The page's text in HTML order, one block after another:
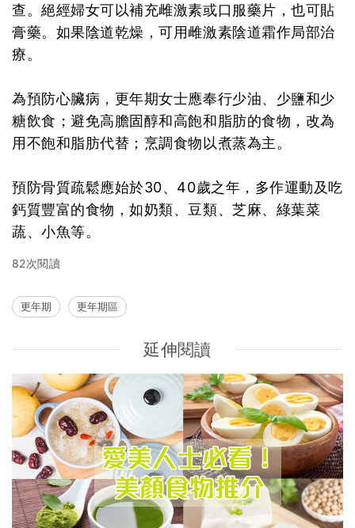
查。絕經婦女可以補充雌激素或口服藥片，也可貼
膏藥。如果陰道乾燥，可用雌激素陰道霜作局部治
療。
為預防心臟病，更年期女士應奉行少油、少鹽和少
糖飲食；避免高膽固醇和高飽和脂肪的食物，改為
用不飽和脂肪代替；烹調食物以煮蒸為主。
預防骨質疏鬆應始於30、40歲之年，多作運動及吃
鈣質豐富的食物，如奶類、豆類、芝麻、綠葉菜
蔬、小魚等。
82次閱讀
更年期 更年期區
延伸閱讀